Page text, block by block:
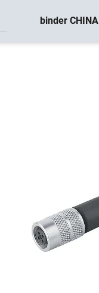
binder CHINA